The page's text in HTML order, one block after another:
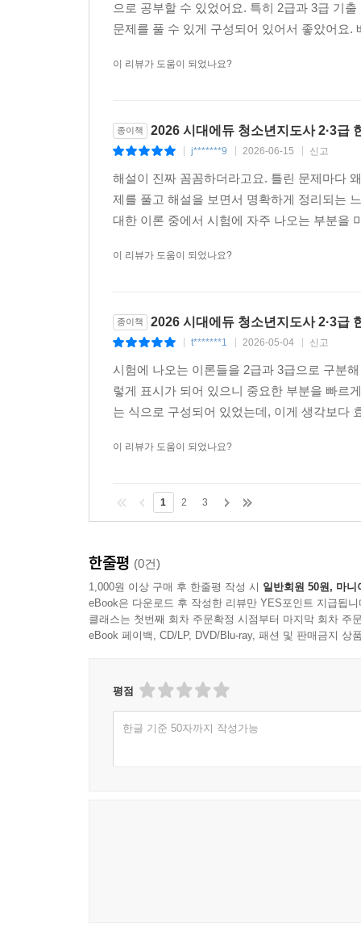
으로 공부할 수 있었어요. 특히 2급과 3급 기
문제를 풀 수 있게 구성되어 있어서 좋았어요
이 리뷰가 도움이 되었나요?
종이책 2026 시대에듀 청소년지도사 2·3급
j*******9 2026-06-15 신고
해설이 진짜 꼼꼼하더라고요. 틀린 문제마다
제를 풀고 해설을 보면서 명확하게 정리되는
대한 이론 중에서 시험에 자주 나오는 부분을
이 리뷰가 도움이 되었나요?
종이책 2026 시대에듀 청소년지도사 2·3급
t*******1 2026-05-04 신고
시험에 나오는 이론들을 2급과 3급으로 구분
렇게 표시가 되어 있으니 중요한 부분을 빠르
는 식으로 구성되어 있었는데, 이게 생각보다
이 리뷰가 도움이 되었나요?
1 2 3
한줄평 (0건)
1,000원 이상 구매 후 한줄평 작성 시 일반회원 50원, 마니
eBook은 다운로드 후 작성한 리뷰만 YES포인트 지급됩니
클래스는 첫번째 회차 주문확정 시점부터 마지막 회차 주
eBook 페이백, CD/LP, DVD/Blu-ray, 패션 및 판매금지 상
평점
한글 기준 50자까지 작성가능